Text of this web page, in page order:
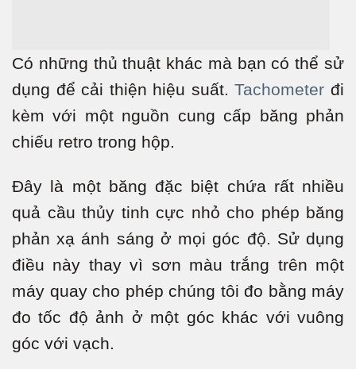
Có những thủ thuật khác mà bạn có thể sử
dụng để cải thiện hiệu suất.Tachometer đi
kèm với một nguồn cung cấp băng phản
chiếu retro trong hộp.
Đây là một băng đặc biệt chứa rất nhiều
quả cầu thủy tinh cực nhỏ cho phép băng
phản xạ ánh sáng ở mọi góc độ. Sử dụng
điều này thay vì sơn màu trắng trên một
máy quay cho phép chúng tôi đo bằng máy
đo tốc độ ảnh ở một góc khác với vuông
góc với vạch.